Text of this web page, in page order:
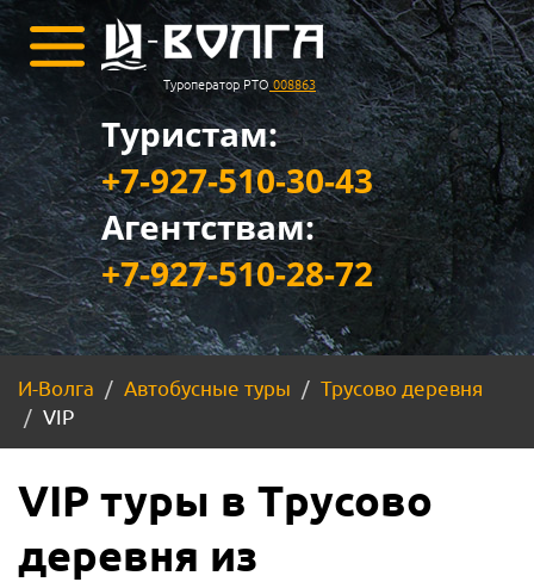
Туроператор РТО 008863
Туристам:
+7-927-510-30-43
Агентствам:
+7-927-510-28-72
И-Волга Автобусные туры
Трусово деревня
VIP
VIP туры в Трусово
деревня из